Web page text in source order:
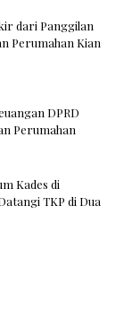
dari Panggilan
Perumahan Kian
DPRD
Perumahan
Kades di
TKP di Dua